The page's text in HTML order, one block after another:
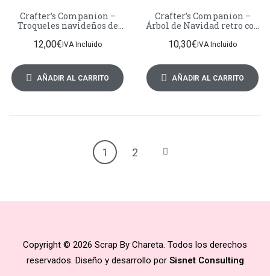
Crafter’s Companion –
Troqueles navideños de
Arctic Friends
12,00€IVA Incluido
AÑADIR AL CARRITO
Crafter’s Companion –
Árbol de Navidad retro con
10,30€IVA Incluido
AÑADIR AL CARRITO
1 2
Copyright © 2026 Scrap By Chareta. Todos los derechos
reservados. Diseño y desarrollo por Sisnet Consulting